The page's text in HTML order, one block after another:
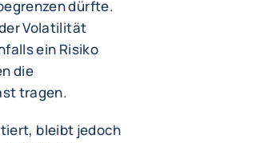
dürfte.
Volatilität
ein Risiko
die
tragen.
bleibt jedoch